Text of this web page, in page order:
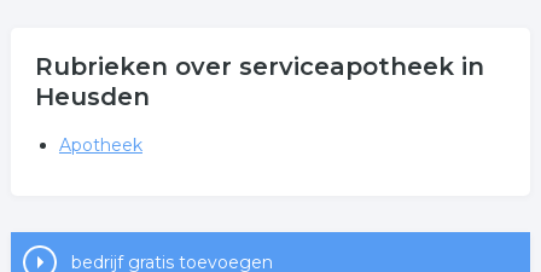
Rubrieken over serviceapotheek in
Heusden
Apotheek
bedrijf gratis toevoegen